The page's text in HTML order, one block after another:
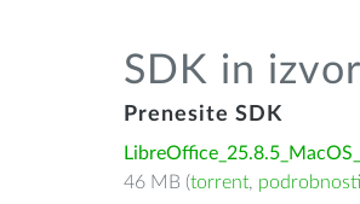
SDK in
Prenesite SDK
46 MB (torrent, podrobnosti